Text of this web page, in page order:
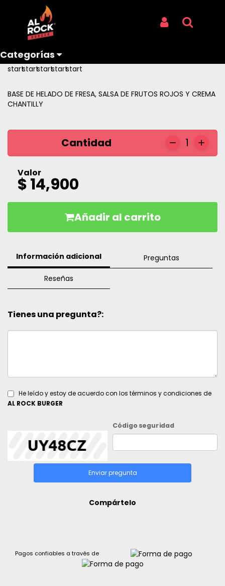
Categorías
Productos
MALTEADA FRESA
REF: MALTEADA FRESA
BASE DE HELADO DE FRESA, SALSA DE FRUTOS ROJOS Y CREMA
CHANTILLY
Cantidad 1
Valor
$ 14,900
Añadir al carrito
Información adicional Preguntas
Reseñas
Tienes una pregunta?:
He leído y estoy de acuerdo con los términos y condiciones de
AL ROCK BURGER
Código seguridad
Enviar pregunta
Compártelo
Pagos confiables a través de